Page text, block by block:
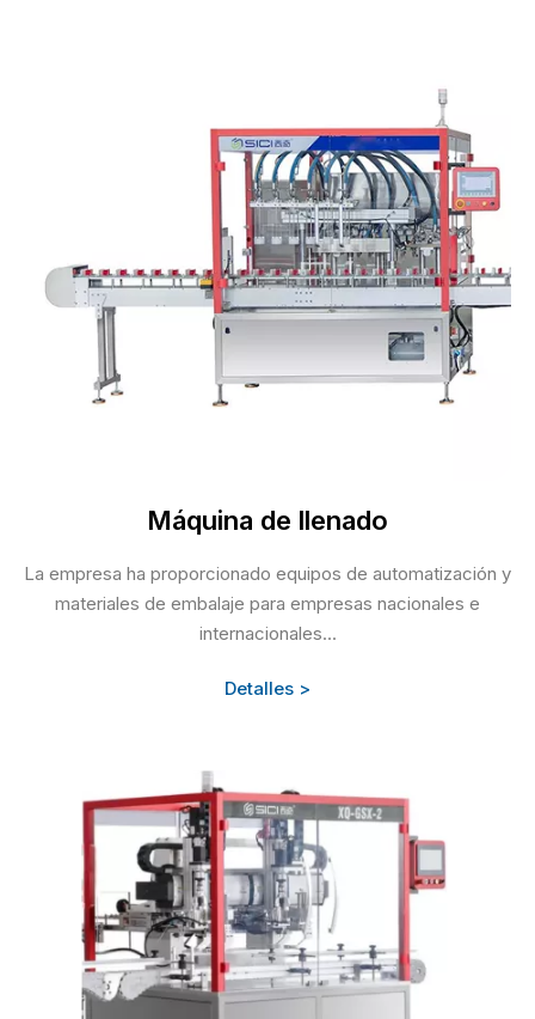
Máquina de llenado
La empresa ha proporcionado equipos de automatización y
materiales de embalaje para empresas nacionales e
internacionales...
Detalles >